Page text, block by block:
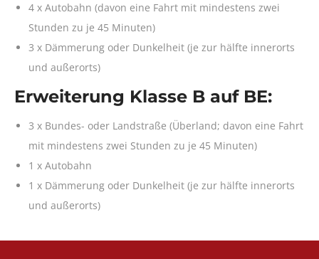
4 x Autobahn (davon eine Fahrt mit mindestens zwei
Stunden zu je 45 Minuten)
3 x Dämmerung oder Dunkelheit (je zur hälfte innerorts
und außerorts)
Erweiterung Klasse B auf BE:
3 x Bundes- oder Landstraße (Überland; davon eine Fahrt
mit mindestens zwei Stunden zu je 45 Minuten)
1 x Autobahn
1 x Dämmerung oder Dunkelheit (je zur hälfte innerorts
und außerorts)